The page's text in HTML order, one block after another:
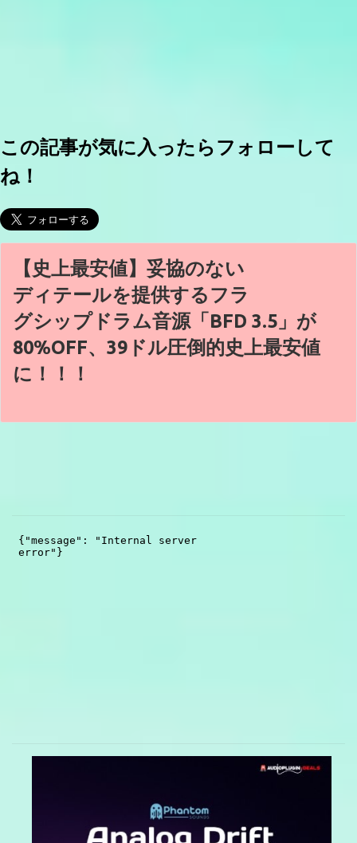
この記事が気に入ったらフォローして
ね！
【史上最安値】妥協のない
ディテールを提供するフラ
グシップドラム音源「BFD 3.5」が
80%OFF、39ドル圧倒的史上最安値
に！！！